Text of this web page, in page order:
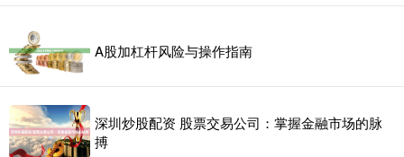
A股加杠杆风险与操作指南
深圳炒股配资 股票交易公司：掌握金融市场的脉
搏